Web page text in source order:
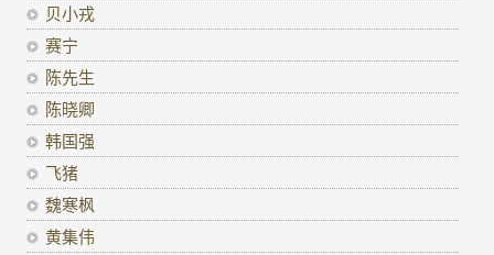
贝小戎
赛宁
陈先生
陈晓卿
韩国强
飞猪
魏寒枫
黄集伟